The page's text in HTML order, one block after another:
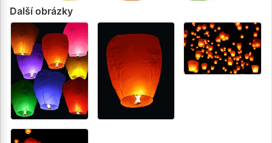
Další obrázky